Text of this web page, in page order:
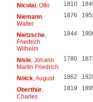
Nicolai, Otto 1810
Niemann,
Walter
1876
Nietzsche,
Friedrich
Wilhelm
1844
Nisle, Johann
Martin Friedrich
1780
Nölck, August 1862
Oberthür,
Charles
1819